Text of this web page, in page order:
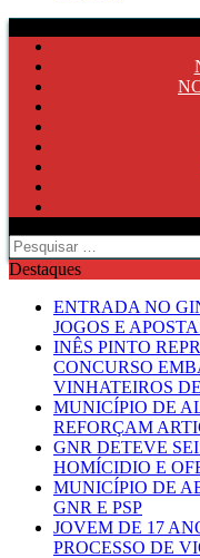
Pesquisar
por:
Destaques
ENTRADA NO
JOGOS E
INÊS PINTO
CONCURSO
VINHATEIROS
MUNICÍPIO DE
REFORÇAM
GNR DETEVE
HOMÍCIDIO E
MUNICÍPIO DE
GNR E PSP
JOVEM DE 17
PROCESSO DE